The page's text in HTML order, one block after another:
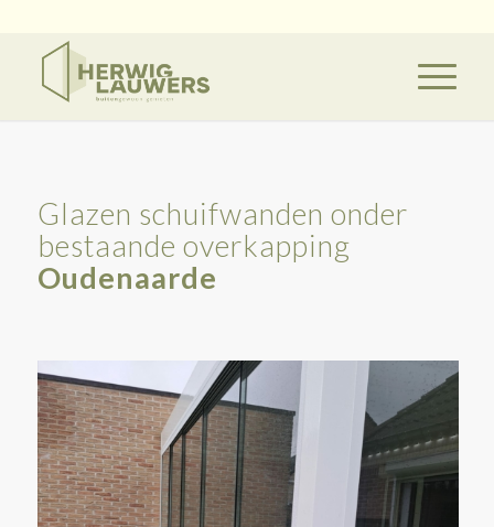
Glazen schuifwanden onder
bestaande overkapping
Oudenaarde